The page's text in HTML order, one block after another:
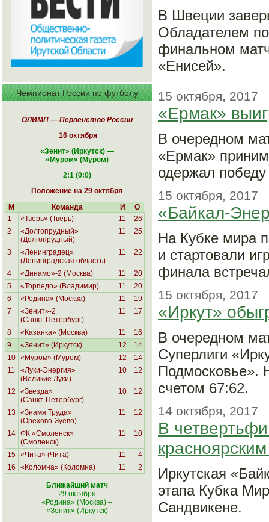
Чемпионат России по футболу
ОЛИМП — Первенство России
16 октября
«Зенит» (Иркутск) —
«Муром» (Муром)
2:1 (0:0)
Положение на 29 октября
М
Команда И
О
1
«Тверь» (Тверь) 11
26
2
«Долгопрудный»
(Долгопрудный)
11 25
3
«Ленинградец»
(Ленинградская область)
11 22
4 «Динамо»-2 (Москва) 11
20
5
«Торпедо» (Владимир) 11
20
6
«Родина» (Москва) 11
19
7
«Зенит»-2
(Санкт-Петербург)
11 17
8 «Казанка» (Москва) 11
16
9
«Зенит» (Иркутск) 12
14
10 «Муром» (Муром) 12
14
11
«Луки-Энергия»
(Великие Луки)
10 12
12
«Звезда»
(Санкт-Петербург)
10 12
13
«Знамя Труда»
(Орехово-Зуево)
11 12
14 ФК «Смоленск»
(Смоленск)
11 10
15 «Чита» (Чита) 11
4
16
«Коломна» (Коломна) 11 2
Ближайший матч
29 октября
«Родина» (Москва) –
«Зенит» (Иркутск)
В Швеции
Обладателем
финальном
«Енисей».
15 октября, 2017
«Ермак»
В очередном
«Ермак»
одержал
15 октября, 2017
«Байкал-
На Кубке мира
и стартовали
финала
15 октября, 2017
«Иркут»
В очередном
Суперлиги
Подмосковье».
счетом 67:62.
14 октября, 2017
В
Иркутская
этапа Кубка
Сандвикене.